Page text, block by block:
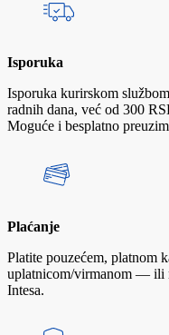
Isporuka
Isporuka kurirskom
radnih dana, već od 300
Moguće i besplatno
Plaćanje
Platite pouzećem, platnom
uplatnicom/virmanom — ili
Intesa.